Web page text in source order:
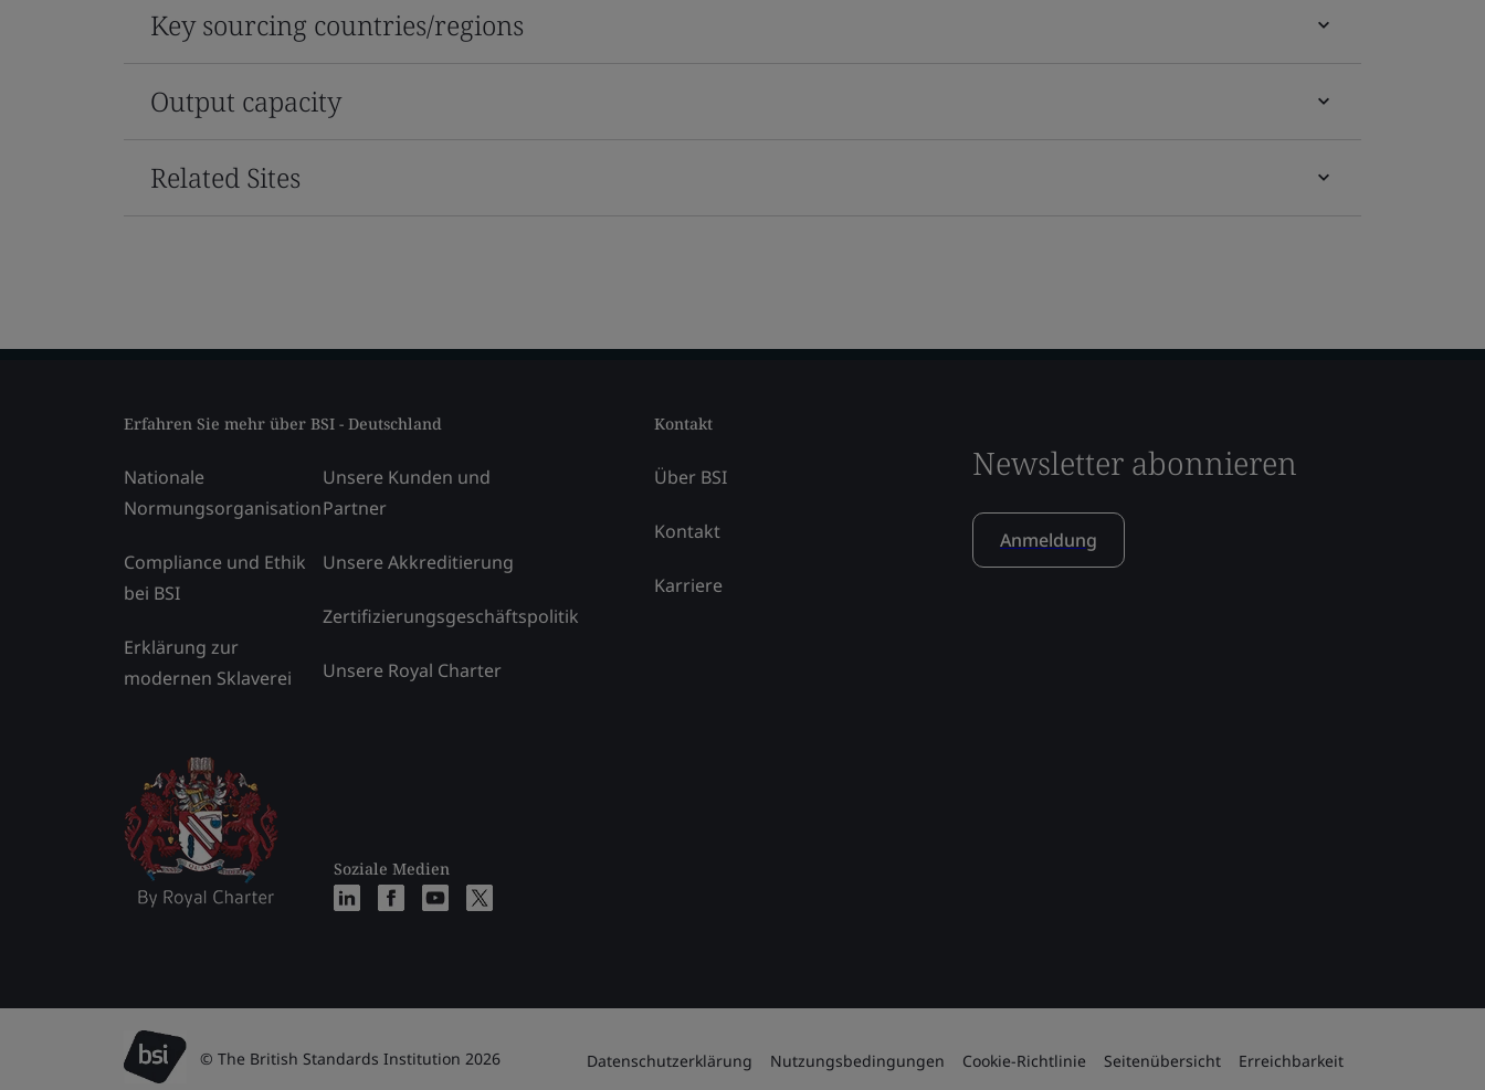
Key sourcing countries/regions
Output capacity
Related Sites
Erfahren Sie mehr über BSI - Deutschland
Nationale
Normungsorganisation
Compliance und Ethik
bei BSI
Erklärung zur
modernen Sklaverei
Unsere Kunden und
Partner
Unsere Akkreditierung
Zertifizierungsgeschäftspolitik
Unsere Royal Charter
Soziale Medien
Kontakt
Über BSI
Kontakt
Karriere
Newsletter abonnieren
Anmeldung
© The British Standards Institution 2026 Datenschutzerklärung Nutzungsbedingungen Cookie-Richtlinie Seitenübersicht Erreichbarkeit